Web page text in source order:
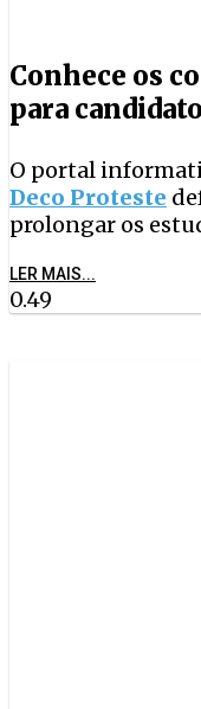
Conhece os
para
O portal
Deco Proteste
prolongar os
LER MAIS...